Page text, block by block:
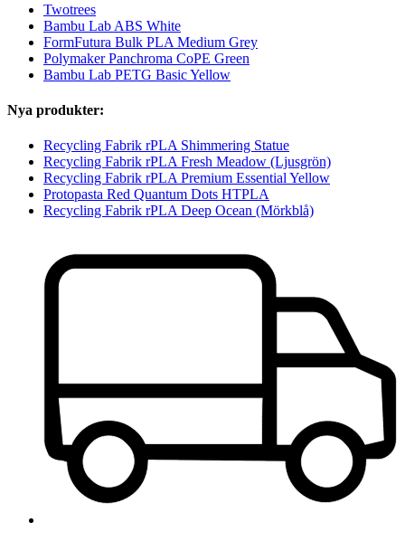
Twotrees
Bambu Lab ABS White
FormFutura Bulk PLA Medium Grey
Polymaker Panchroma CoPE Green
Bambu Lab PETG Basic Yellow
Nya produkter:
Recycling Fabrik rPLA Shimmering Statue
Recycling Fabrik rPLA Fresh Meadow (Ljusgrön)
Recycling Fabrik rPLA Premium Essential Yellow
Protopasta Red Quantum Dots HTPLA
Recycling Fabrik rPLA Deep Ocean (Mörkblå)